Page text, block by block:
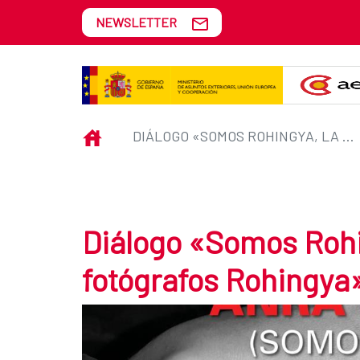
Skip to Main Content
Diálogo «Somos Rohingya, la
NEWSLETTER
INICIO DIÁLOGO «SOMOS ROHINGYA, LA MIRADA DE LOS FOTÓGRAFOS ROHINGYA»
Diálogo «Somos
fotógrafos